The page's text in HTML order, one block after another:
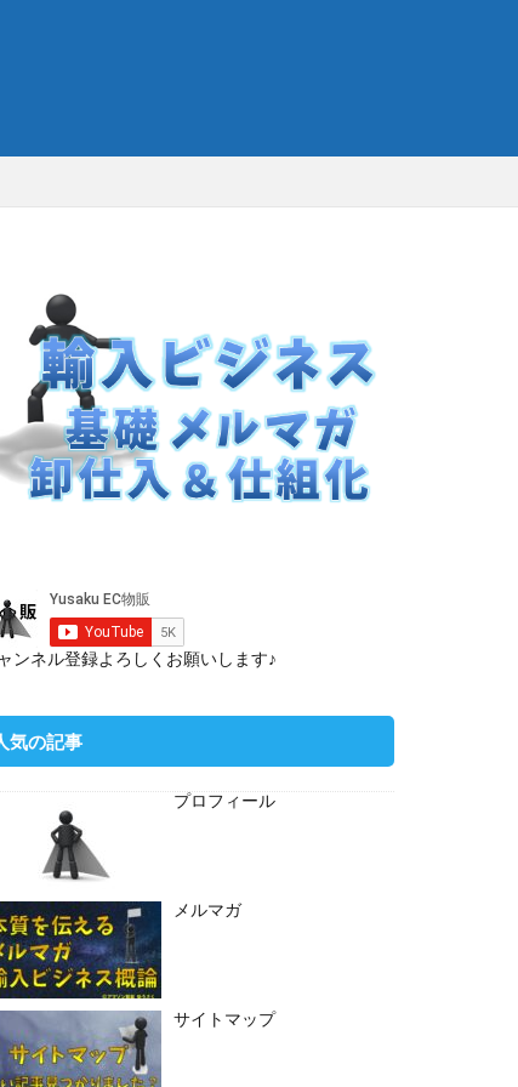
ンネル登録よろしくお願いします♪
気の記事
プロフィール
メルマガ
サイトマップ